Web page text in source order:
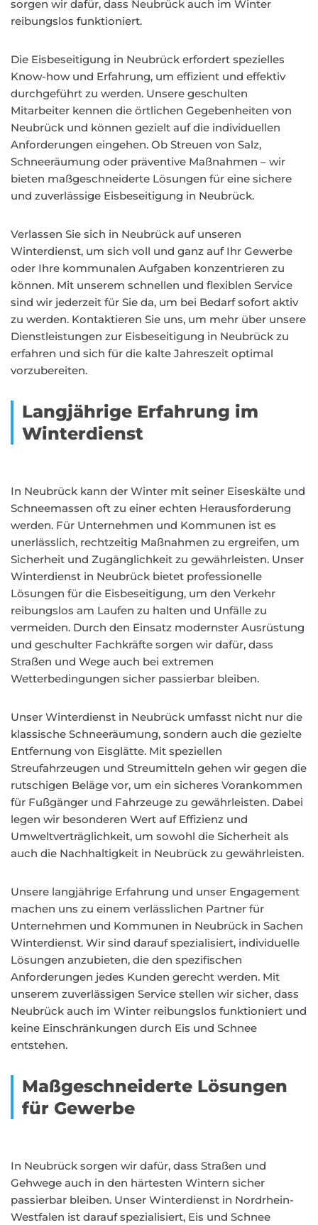
sorgen wir dafür, dass Neubrück auch im Winter
reibungslos funktioniert.
Die Eisbeseitigung in Neubrück erfordert spezielles
Know-how und Erfahrung, um effizient und effektiv
durchgeführt zu werden. Unsere geschulten
Mitarbeiter kennen die örtlichen Gegebenheiten von
Neubrück und können gezielt auf die individuellen
Anforderungen eingehen. Ob Streuen von Salz,
Schneeräumung oder präventive Maßnahmen – wir
bieten maßgeschneiderte Lösungen für eine sichere
und zuverlässige Eisbeseitigung in Neubrück.
Verlassen Sie sich in Neubrück auf unseren
Winterdienst, um sich voll und ganz auf Ihr Gewerbe
oder Ihre kommunalen Aufgaben konzentrieren zu
können. Mit unserem schnellen und flexiblen Service
sind wir jederzeit für Sie da, um bei Bedarf sofort aktiv
zu werden. Kontaktieren Sie uns, um mehr über unsere
Dienstleistungen zur Eisbeseitigung in Neubrück zu
erfahren und sich für die kalte Jahreszeit optimal
vorzubereiten.
Langjährige Erfahrung im
Winterdienst
In Neubrück kann der Winter mit seiner Eiseskälte und
Schneemassen oft zu einer echten Herausforderung
werden. Für Unternehmen und Kommunen ist es
unerlässlich, rechtzeitig Maßnahmen zu ergreifen, um
Sicherheit und Zugänglichkeit zu gewährleisten. Unser
Winterdienst in Neubrück bietet professionelle
Lösungen für die Eisbeseitigung, um den Verkehr
reibungslos am Laufen zu halten und Unfälle zu
vermeiden. Durch den Einsatz modernster Ausrüstung
und geschulter Fachkräfte sorgen wir dafür, dass
Straßen und Wege auch bei extremen
Wetterbedingungen sicher passierbar bleiben.
Unser Winterdienst in Neubrück umfasst nicht nur die
klassische Schneeräumung, sondern auch die gezielte
Entfernung von Eisglätte. Mit speziellen
Streufahrzeugen und Streumitteln gehen wir gegen die
rutschigen Beläge vor, um ein sicheres Vorankommen
für Fußgänger und Fahrzeuge zu gewährleisten. Dabei
legen wir besonderen Wert auf Effizienz und
Umweltverträglichkeit, um sowohl die Sicherheit als
auch die Nachhaltigkeit in Neubrück zu gewährleisten.
Unsere langjährige Erfahrung und unser Engagement
machen uns zu einem verlässlichen Partner für
Unternehmen und Kommunen in Neubrück in Sachen
Winterdienst. Wir sind darauf spezialisiert, individuelle
Lösungen anzubieten, die den spezifischen
Anforderungen jedes Kunden gerecht werden. Mit
unserem zuverlässigen Service stellen wir sicher, dass
Neubrück auch im Winter reibungslos funktioniert und
keine Einschränkungen durch Eis und Schnee
entstehen.
Maßgeschneiderte Lösungen
für Gewerbe
In Neubrück sorgen wir dafür, dass Straßen und
Gehwege auch in den härtesten Wintern sicher
passierbar bleiben. Unser Winterdienst in Nordrhein-
Westfalen ist darauf spezialisiert, Eis und Schnee